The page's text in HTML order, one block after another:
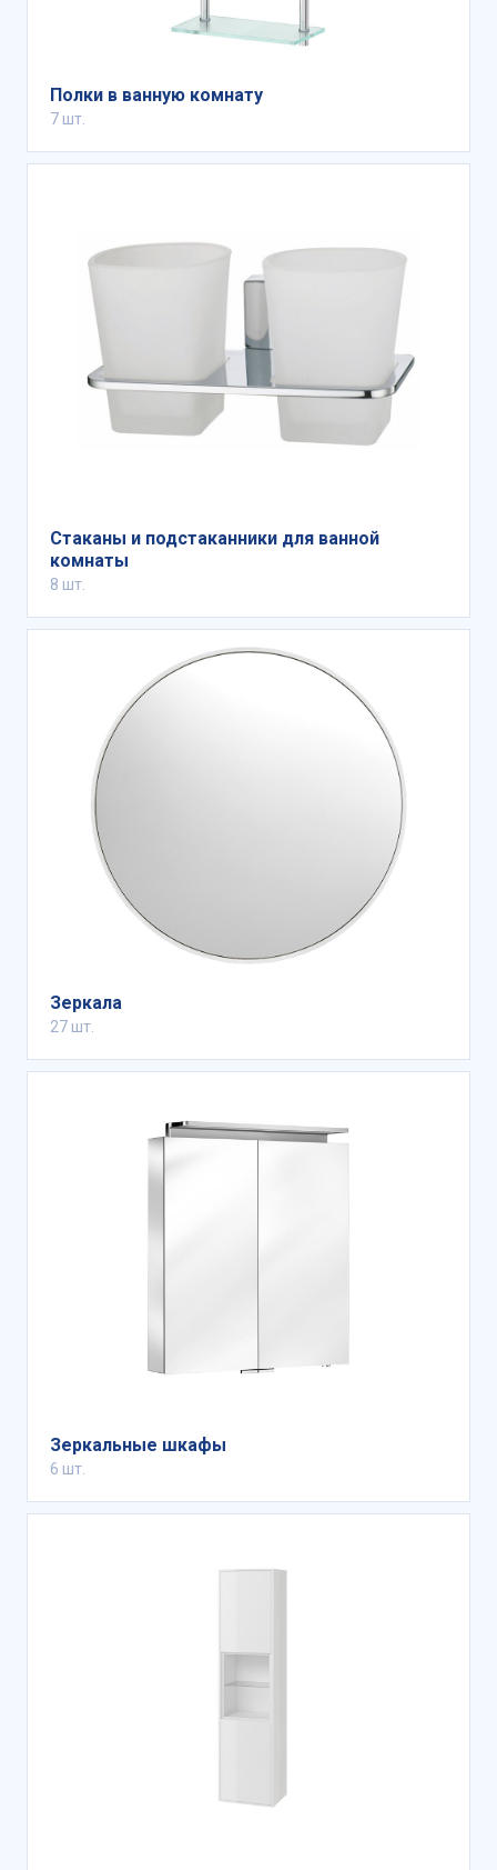
Полки в ванную комнату
7 шт.
Стаканы и подстаканники для ванной
комнаты
8 шт.
Зеркала
27 шт.
Зеркальные шкафы
6 шт.